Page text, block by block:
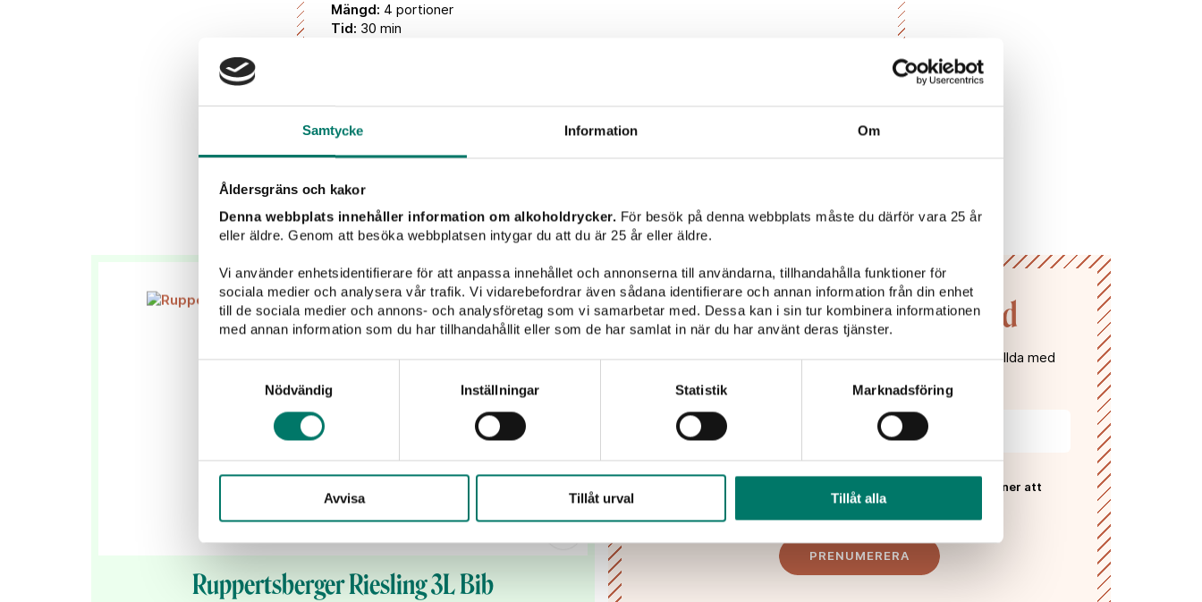
Samtycke Information Om
Åldersgräns och kakor
Denna webbplats innehåller information om alkoholdrycker. För besök på denna webbplats måste du därför vara 25 år
eller äldre. Genom att besöka webbplatsen intygar du att du är 25 år eller äldre.
Vi använder enhetsidentifierare för att anpassa innehållet och annonserna till användarna, tillhandahålla funktioner för
sociala medier och analysera vår trafik. Vi vidarebefordrar även sådana identifierare och annan information från din enhet
till de sociala medier och annons- och analysföretag som vi samarbetar med. Dessa kan i sin tur kombinera informationen
med annan information som du har tillhandahållit eller som de har samlat in när du har använt deras tjänster.
Nödvändig
Inställningar Statistik Marknadsföring
Avvisa Tillåt urval Tillåt alla
Mängd: 4 portioner
Tid: 30 min
Vintips till maten
Ruppertsberger Riesling 3L Bib
Välkommen till Vivas värld
Lämna dina kontaktuppgifter och få våra nyhetsbrev fyllda med
och godkänner att
mina uppgifter hanteras och lagras enligt denna.*
PRENUMERERA